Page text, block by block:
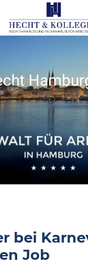
bei
Job